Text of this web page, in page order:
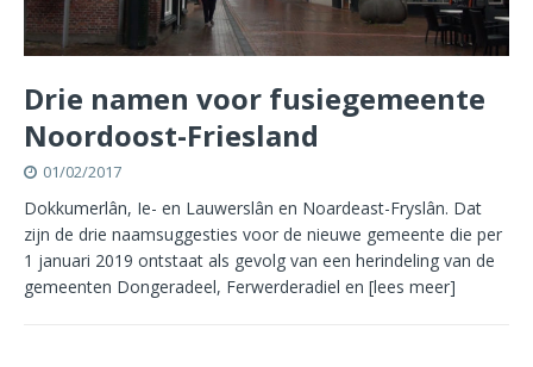
Drie namen voor fusiegemeente
Noordoost-Friesland
01/02/2017
Dokkumerlân, Ie- en Lauwerslân en Noardeast-Fryslân. Dat
zijn de drie naamsuggesties voor de nieuwe gemeente die per
1 januari 2019 ontstaat als gevolg van een herindeling van de
gemeenten Dongeradeel, Ferwerderadiel en [lees meer]